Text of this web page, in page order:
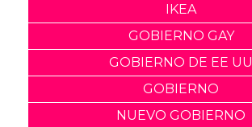
IKEA
GOBIERNO GAY
GOBIERNO DE EE UU
GOBIERNO
NUEVO GOBIERNO